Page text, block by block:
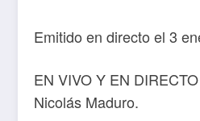
Emitido en directo el 3
EN VIVO Y EN
Nicolás Maduro.